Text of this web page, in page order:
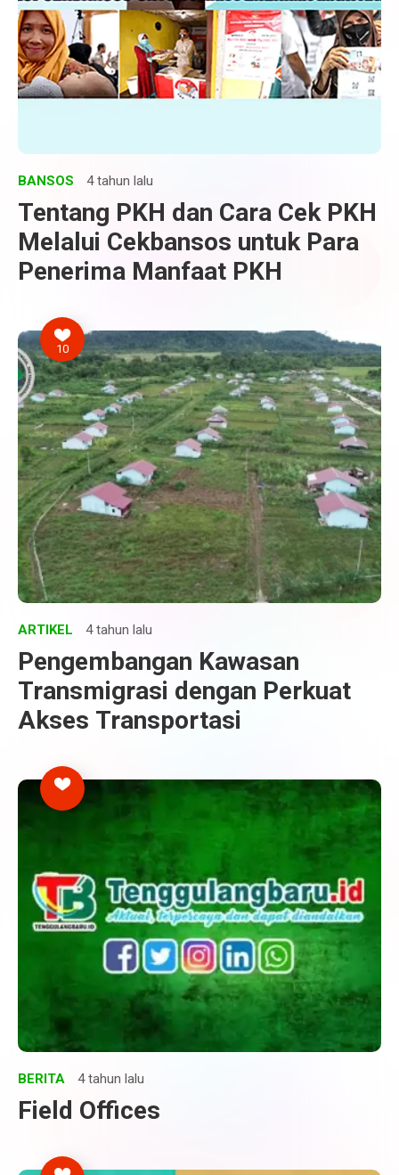
BANSOS 4 tahun lalu
Tentang PKH dan Cara Cek PKH
Melalui Cekbansos untuk Para
Penerima Manfaat PKH
10
ARTIKEL 4 tahun lalu
Pengembangan Kawasan
Transmigrasi dengan Perkuat
Akses Transportasi
BERITA 4 tahun lalu
Field Offices